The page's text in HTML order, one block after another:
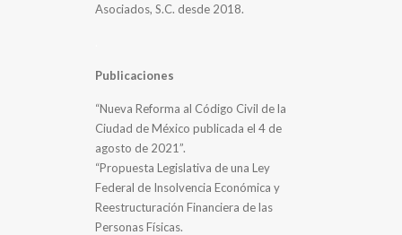
Asociados, S.C. desde 2018.
Publicaciones
“Nueva Reforma al Código Civil de la
Ciudad de México publicada el 4 de
agosto de 2021”.
“Propuesta Legislativa de una Ley
Federal de Insolvencia Económica y
Reestructuración Financiera de las
Personas Físicas.